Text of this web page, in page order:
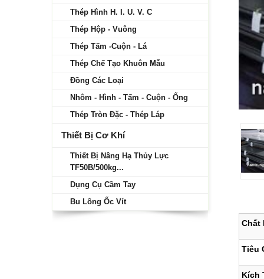
Chất
Tiêu
Kích
Thép Hình H. I. U. V. C
Thép Hộp - Vuông
Thép Tấm -Cuộn - Lá
Thép Chế Tạo Khuôn Mẫu
Đồng Các Loại
Nhôm - Hình - Tấm - Cuộn - Ống
Thép Tròn Đặc - Thép Láp
Thiết Bị Cơ Khí
Thiết Bị Nâng Hạ Thủy Lực
TF50B/500kg...
Dụng Cụ Cầm Tay
Bu Lông Ốc Vít